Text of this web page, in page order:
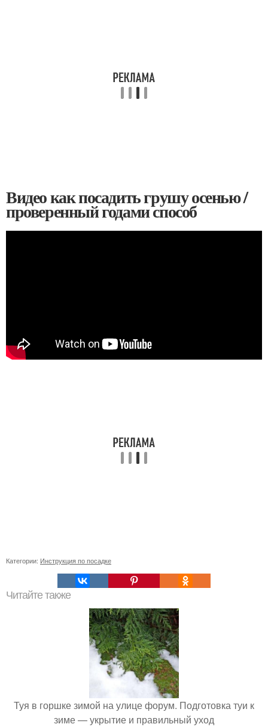
Видео как посадить грушу осенью /
проверенный годами способ
Категории: Инструкция по посадке
Читайте также
Туя в горшке зимой на улице форум. Подготовка туи к
зиме — укрытие и правильный уход